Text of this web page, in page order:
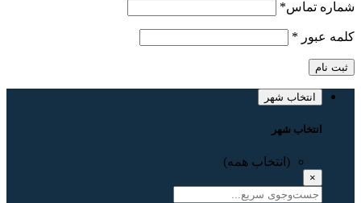
شماره تماس*
کلمه عبور *
ثبت نام
انتخاب شهر
انتخاب شهر
(انتخاب همه)
×